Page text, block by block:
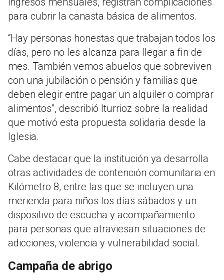
para cubrir la canasta básica de alimentos.
“Hay personas honestas que trabajan todos los
días, pero no les alcanza para llegar a fin de
mes. También vemos abuelos que sobreviven
con una jubilación o pensión y familias que
deben elegir entre pagar un alquiler o comprar
alimentos”, describió Iturrioz sobre la realidad
que motivó esta propuesta solidaria desde la
Iglesia.
Cabe destacar que la institución ya desarrolla
otras actividades de contención comunitaria en
Kilómetro 8, entre las que se incluyen una
merienda para niños los días sábados y un
dispositivo de escucha y acompañamiento
para personas que atraviesan situaciones de
adicciones, violencia y vulnerabilidad social.
Campaña de abrigo